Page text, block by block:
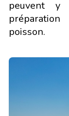
peuvent
poisson.